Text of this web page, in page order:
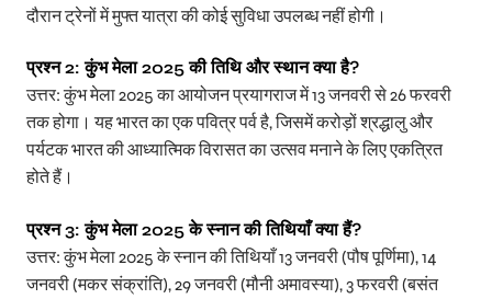
दौरान ट्रेनों में मुफ्त यात्रा की कोई सुविधा उपलब्ध नहीं होगी।
प्रश्न 2: कुंभ मेला 2025 की तिथि और स्थान क्या है?
उत्तर: कुंभ मेला 2025 का आयोजन प्रयागराज में 13 जनवरी से 26 फरवरी
तक होगा। यह भारत का एक पवित्र पर्व है, जिसमें करोड़ों श्रद्धालु और
पर्यटक भारत की आध्यात्मिक विरासत का उत्सव मनाने के लिए एकत्रित
होते हैं।
प्रश्न 3: कुंभ मेला 2025 के स्नान की तिथियाँ क्या हैं?
उत्तर: कुंभ मेला 2025 के स्नान की तिथियाँ 13 जनवरी (पौष पूर्णिमा), 14
जनवरी (मकर संक्रांति), 29 जनवरी (मौनी अमावस्या), 3 फरवरी (बसंत